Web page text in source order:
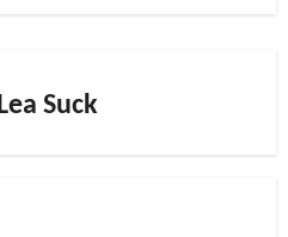
Lea Suck